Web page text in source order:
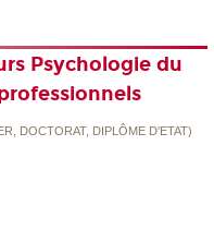
Psychologie du
DOCTORAT, DIPLÔME D'ETAT)